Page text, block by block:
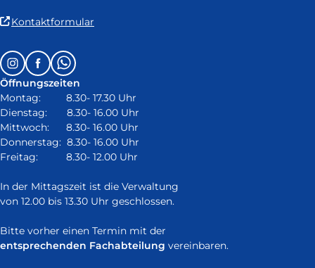
Kontaktformular
in
neuem
Fenster)
Follow
us
on:
InstagramFacebookWhatsapp
Öffnungszeiten
Montag: 8.30- 17.30 Uhr
Dienstag: 8.30- 16.00 Uhr
Mittwoch: 8.30- 16.00 Uhr
Donnerstag: 8.30- 16.00 Uhr
Freitag: 8.30- 12.00 Uhr
In der Mittagszeit ist die Verwaltung
von 12.00 bis 13.30 Uhr geschlossen.
Bitte vorher einen Termin mit der
entsprechenden Fachabteilung vereinbaren.